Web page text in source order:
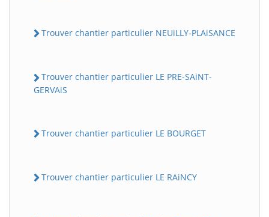
Trouver chantier particulier NEUiLLY-PLAiSANCE
Trouver chantier particulier LE PRE-SAiNT-
GERVAiS
Trouver chantier particulier LE BOURGET
Trouver chantier particulier LE RAiNCY